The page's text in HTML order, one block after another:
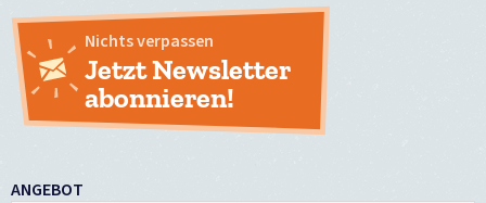
Nichts verpassen
Jetzt Newsletter
abonnieren!
ANGEBOT